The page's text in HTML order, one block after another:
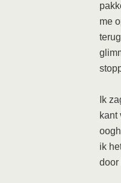
me
Ik
kant
ik
door